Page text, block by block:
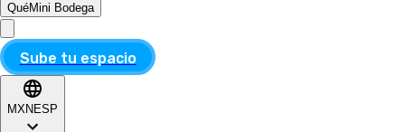
QuéMini Bodega
Sube tu espacio
MXN ESP